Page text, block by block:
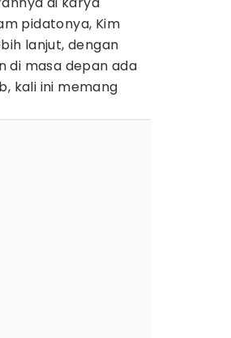
pidatonya, Kim
lanjut, dengan
di masa depan ada
kali ini memang